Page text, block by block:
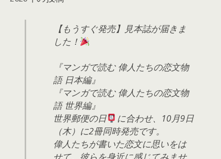
【もうすぐ発売】見本誌が届きま
した！
『マンガで読む 偉人たちの恋文物
語 日本編』
『マンガで読む 偉人たちの恋文物
語 世界編』
世界郵便の日
に合わせ、10月9日
（木）に2冊同時発売です。
偉人たちが書いた恋文に思いをは
せて、彼らを身近に感じてみませ